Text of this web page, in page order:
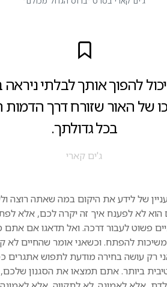
להפוך אותך לבלתי
של האור שזורח דרך הדמות
בכל גדולתך.
ג'ים קארי
של לידע את היקום במה שאתה רוצה
הוא לא לפענח איך זה יקרה לכם, אלא
פשוט לעבור דרכה. ואל תדאגו אם
להפתח. וכשאני אומר שהחיים לא
רק עושה בחירה מודעת לתפוש אתגרים
ביותר. אתם תמצאו את הסגנון